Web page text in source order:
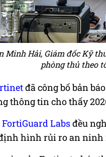
Minh Hải, Giám đốc Kỹ
phòng thủ theo
đã công bố bản
thông tin cho thấy
FortiGuard Labsđều
hình rủi ro an ninh